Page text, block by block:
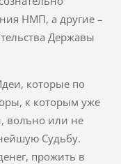
НМП, а другие –
Державы
которые по
к которым уже
вольно или не
Судьбу.
прожить в